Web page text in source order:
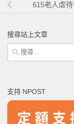
615老人虐
搜尋站上文章
搜
尋
字:
支持 NPOST